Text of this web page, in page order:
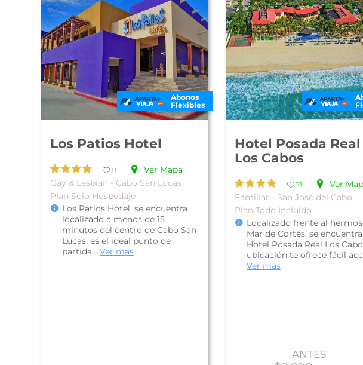
Abonos
Flexibles
Los Patios Hotel
11
Ver Mapa
Gay & Lesbian - Cabo San Lucas
Plan Solo Hospedaje
Los Patios Hotel, se encuentra
localizado a menos de 15
minutos del centro de Cabo San
Lucas, es el ideal punto de
partida... Ver más
Hotel Posada Real
Los Cabos
21
Ver
Familiar - San José del Cabo
Plan Todo Incluido
Localizado frente al
Mar de Cortés, se
Hotel Posada Real Los
ubicación te ofrece fácil
Ver más
ANTES